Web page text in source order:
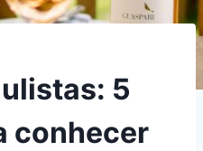
5
conhecer